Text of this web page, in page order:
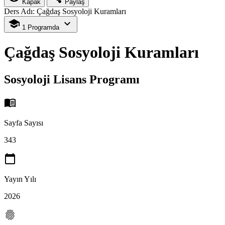
Kapak Paylaş
Ders Adı: Çağdaş Sosyoloji Kuramları
school 1 Programda expand_more
Çağdaş Sosyoloji Kuramları
Sosyoloji Lisans Programı
menu_book
Sayfa Sayısı
343
calendar_today
Yayın Yılı
2026
fingerprint